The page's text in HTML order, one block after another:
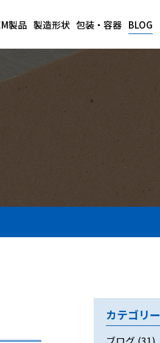
製品 製造形状 包装・容器 BLOG
カテゴリー